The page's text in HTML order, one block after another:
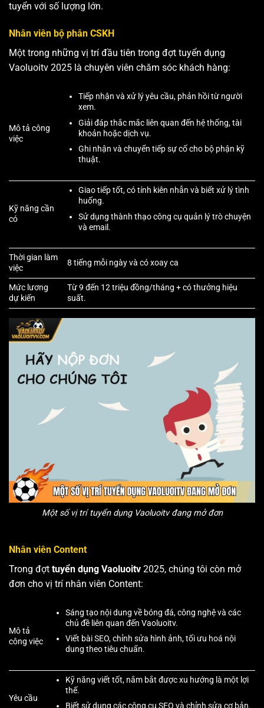
tuyển với số lượng lớn.
Nhân viên bộ phân CSKH
Một trong những vị trí đầu tiên trong đợt tuyển dụng
Vaoluoitv 2025 là chuyên viên chăm sóc khách hàng:
Mô tả công
việc
Tiếp nhận và xử lý yêu cầu, phản hồi từ người
xem.
Giải đáp thắc mắc liên quan đến hệ thống, tài
khoản hoặc dịch vụ.
Ghi nhận và chuyển tiếp sự cố cho bộ phận kỹ
thuật.
Kỹ năng cần
có
Giao tiếp tốt, có tính kiên nhẫn và biết xử lý tình
huống.
Sử dụng thành thạo công cụ quản lý trò chuyện
và email.
Thời gian làm
việc
8 tiếng mỗi ngày và có xoay ca
Mức lương
dự kiến
Từ 9 đến 12 triệu đồng/tháng + có thưởng hiệu
suất.
Một số vị trí tuyển dụng Vaoluoitv đang mở đơn
Nhân viên Content
Trong đợt tuyển dụng Vaoluoitv 2025, chúng tôi còn mở
đơn cho vị trí nhân viên Content:
Mô tả
công việc
Sáng tạo nội dung về bóng đá, công nghệ và các
chủ đề liên quan đến Vaoluoitv.
Viết bài SEO, chỉnh sửa hình ảnh, tối ưu hoá nội
dung theo tiêu chuẩn.
Yêu cầu
Kỹ năng viết tốt, nắm bắt được xu hướng là một lợi
thế.